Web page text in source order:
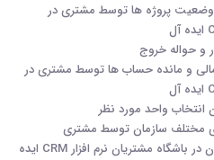
وضعیت پروژه ها توسط مشتری در
و حواله خروج
و مانده حساب ها توسط مشتری در
واحد مورد نظر
مختلف سازمان توسط مشتری
قابلیت دسته بندی مشتریان در باشگاه مشتریان نرم افزار CRM ایده